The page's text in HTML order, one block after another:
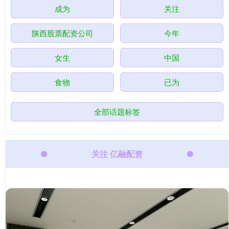
成为 关注
陕西股票配资公司 今年
女生 中国
食物 已为
全部话题标签
关注 亿融配资